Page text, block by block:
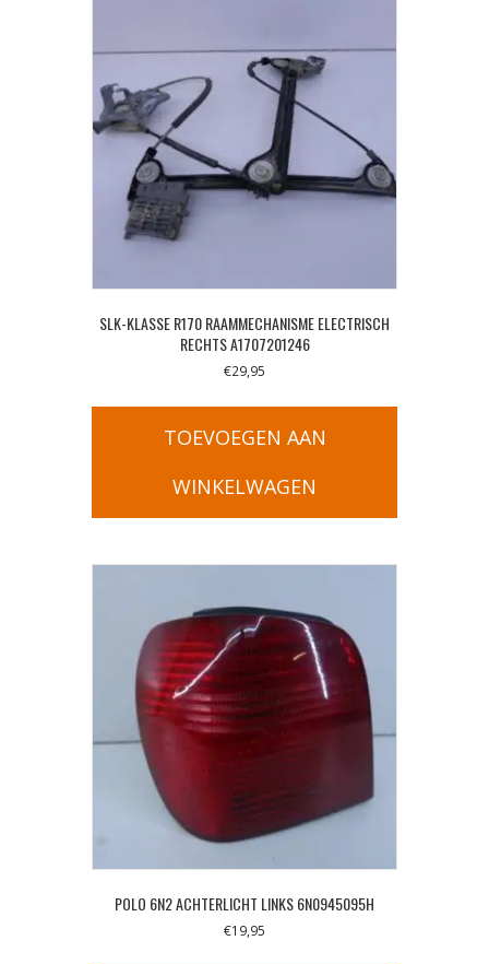
SLK-KLASSE R170 RAAMMECHANISME ELECTRISCH
RECHTS A1707201246
€29,95
TOEVOEGEN AAN
WINKELWAGEN
POLO 6N2 ACHTERLICHT LINKS 6N0945095H
€19,95